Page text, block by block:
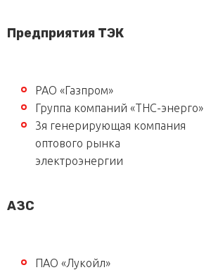
Предприятия ТЭК
РАО «Газпром»
Группа компаний «ТНС-энерго»
3я генерирующая компания
оптового рынка
электроэнергии
АЗС
ПАО «Лукойл»